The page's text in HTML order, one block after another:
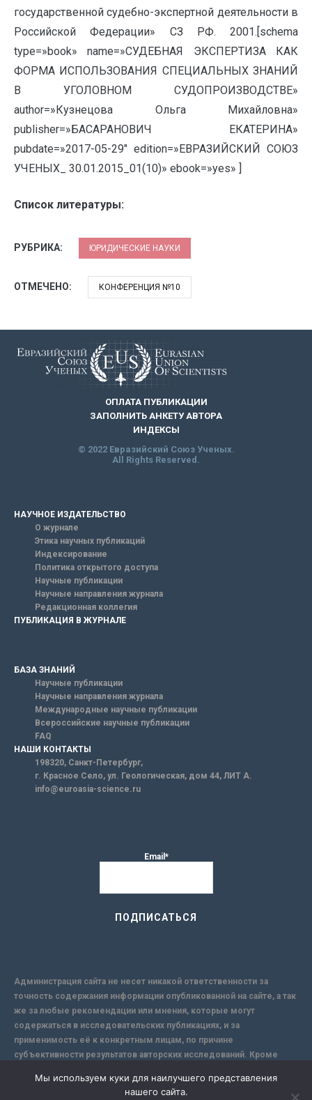
государственной судебно-экспертной деятельности в
Российской Федерации» СЗ РФ. 2001.[schema
type=»book» name=»СУДЕБНАЯ ЭКСПЕРТИЗА КАК
ФОРМА ИСПОЛЬЗОВАНИЯ СПЕЦИАЛЬНЫХ ЗНАНИЙ
В УГОЛОВНОМ СУДОПРОИЗВОДСТВЕ»
author=»Кузнецова Ольга Михайловна»
publisher=»БАСАРАНОВИЧ ЕКАТЕРИНА»
pubdate=»2017-05-29″ edition=»ЕВРАЗИЙСКИЙ СОЮЗ
УЧЕНЫХ_ 30.01.2015_01(10)» ebook=»yes» ]
Список литературы:
РУБРИКА: ЮРИДИЧЕСКИЕ НАУКИ
ОТМЕЧЕНО: КОНФЕРЕНЦИЯ №10
ОПЛАТА ПУБЛИКАЦИИ
ЗАПОЛНИТЬ АНКЕТУ АВТОРА
ИНДЕКСЫ
© 2022 Евразийский Союз Ученых.
All Rights Reserved.
НАУЧНОЕ ИЗДАТЕЛЬСТВО
О журнале
Этика научных публикаций
Индексирование
Политика открытого доступа
Научные публикации
Научные направления журнала
Редакционная коллегия
ПУБЛИКАЦИЯ В ЖУРНАЛЕ
БАЗА ЗНАНИЙ
Научные публикации
Научные направления журнала
Международные научные публикации
Всероссийские научные публикации
FAQ
НАШИ КОНТАКТЫ
198320, Санкт-Петербург,
г. Красное Село, ул. Геологическая, дом 44, ЛИТ А.
info@euroasia-science.ru
Email*
Администрация сайта не несет никакой ответственности за
точность содержания информации опубликованной на сайте, а так
же за любые рекомендации или мнения, которые могут
содержаться в исследовательских публикациях, и за
применимость её к конкретным лицам, по причине
субъективности результатов авторских исследований. Кроме
надежной защиты информации, Сайт не несет ответственности за
Мы используем куки для наилучшего представления
нашего сайта.